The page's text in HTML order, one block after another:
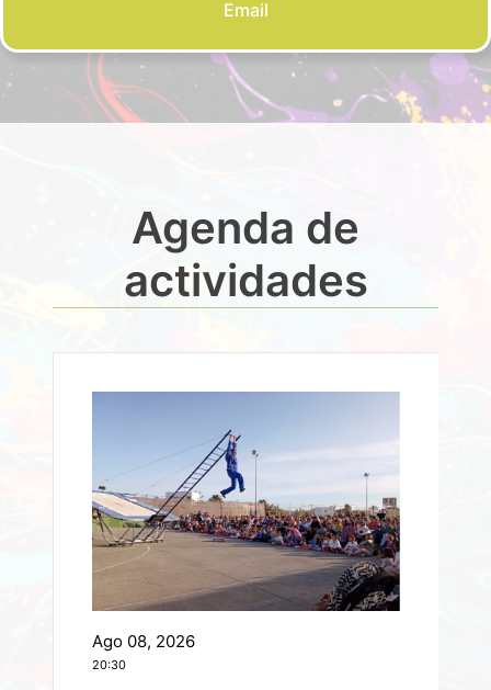
Email
Agenda de
actividades
Ago 08, 2026
20:30